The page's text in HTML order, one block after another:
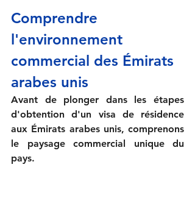
Comprendre
l'environnement
commercial des Émirats
arabes unis
Avant de plonger dans les étapes
d'obtention d'un visa de résidence
aux Émirats arabes unis, comprenons
le paysage commercial unique du
pays.